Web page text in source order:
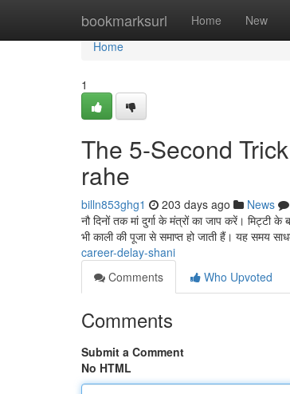
bookmarksurl Home New
Home
Home
1
The 5-Second
rahe
billn853ghg1 203 days ago News
नौ दिनों तक मां दुर्गा के मंत्रों का जाप करें। मिट्टी
भी काली की पूजा से समाप्त हो जाती हैं। यह समय
career-delay-shani
Comments
Who Upvoted
Comments
Submit a Comment
No HTML